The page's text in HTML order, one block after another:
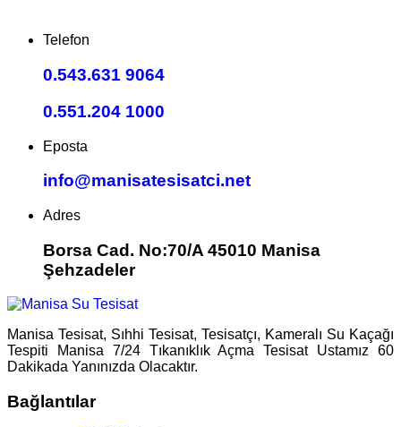
Telefon
0.543.631 9064
0.551.204 1000
Eposta
info@manisatesisatci.net
Adres
Borsa Cad. No:70/A 45010 Manisa
Şehzadeler
Manisa Tesisat, Sıhhi Tesisat, Tesisatçı, Kameralı Su Kaçağı
Tespiti Manisa 7/24 Tıkanıklık Açma Tesisat Ustamız 60
Dakikada Yanınızda Olacaktır.
Bağlantılar